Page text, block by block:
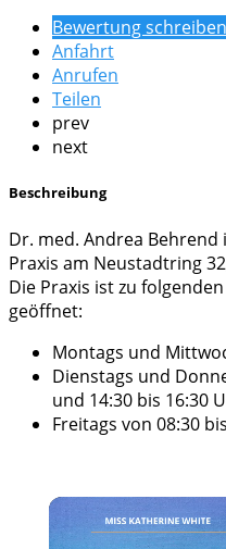
Bewertung schreiben
Anfahrt
Anrufen
Teilen
prev
next
Beschreibung
Dr. med. Andrea
Praxis am Neustadtring
Die Praxis ist zu
geöffnet:
Montags und
Dienstags und
und 14:30 bis 16:30
Freitags von 08:30